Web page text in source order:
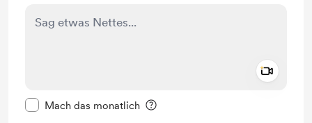
Mach das monatlich